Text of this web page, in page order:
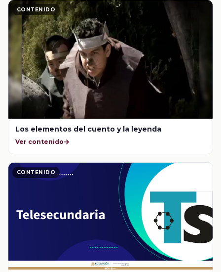
CONTENIDO
Los elementos del cuento y la leyenda
Ver contenido
CONTENIDO